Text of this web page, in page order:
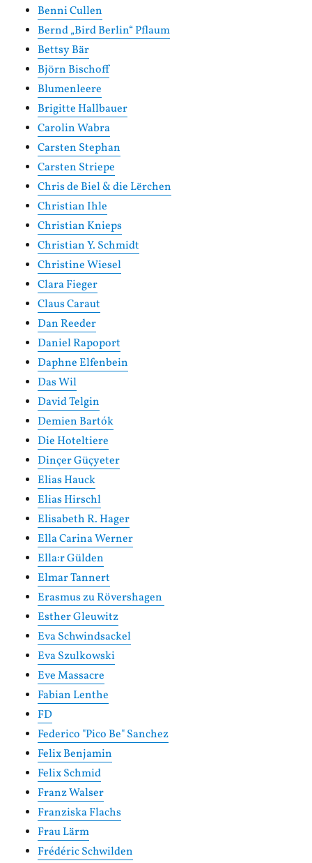
Benni Cullen
Bernd „Bird Berlin“ Pflaum
Bettsy Bär
Björn Bischoff
Blumenleere
Brigitte Hallbauer
Carolin Wabra
Carsten Stephan
Carsten Striepe
Chris de Biel & die Lërchen
Christian Ihle
Christian Knieps
Christian Y. Schmidt
Christine Wiesel
Clara Fieger
Claus Caraut
Dan Reeder
Daniel Rapoport
Daphne Elfenbein
Das Wil
David Telgin
Demien Bartók
Die Hoteltiere
Dinçer Güçyeter
Elias Hauck
Elias Hirschl
Elisabeth R. Hager
Ella Carina Werner
Ella:r Gülden
Elmar Tannert
Erasmus zu Rövershagen
Esther Gleuwitz
Eva Schwindsackel
Eva Szulkowski
Eve Massacre
Fabian Lenthe
FD
Federico "Pico Be" Sanchez
Felix Benjamin
Felix Schmid
Franz Walser
Franziska Flachs
Frau Lärm
Frédéric Schwilden